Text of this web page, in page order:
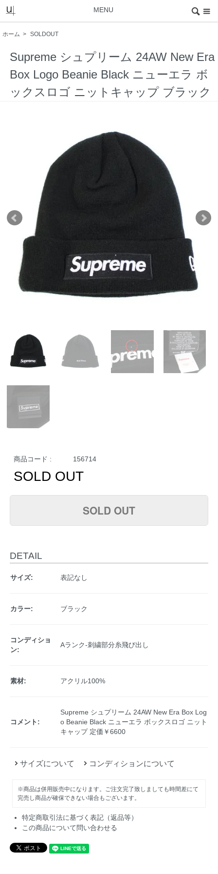
MENU
ホーム > SOLDOUT
Supreme シュプリーム 24AW New Era
Box Logo Beanie Black ニューエラ ボ
ックスロゴ ニットキャップ ブラック
商品コード : 156714
SOLD OUT
SOLD OUT
DETAIL
サイズ: 表記なし
カラー: ブラック
コンディショ
ン:
Aランク-刺繍部分糸飛び出し
素材: アクリル100%
コメント:
Supreme シュプリーム 24AW New Era Box Log
o Beanie Black ニューエラ ボックスロゴ ニット
キャップ 定価￥6600
サイズについて コンディションについて
※商品は併用販売中になります。ご注文完了致しましても時間差にて
完売し商品が確保できない場合もございます。
特定商取引法に基づく表記（返品等）
この商品について問い合わせる